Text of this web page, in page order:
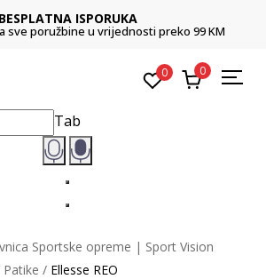
BESPLATNA ISPORUKA
sve poružbine u vrijednosti preko 99 KM
0 0
Tab
Sportske opreme | Sport Vision
Patike Ellesse REO